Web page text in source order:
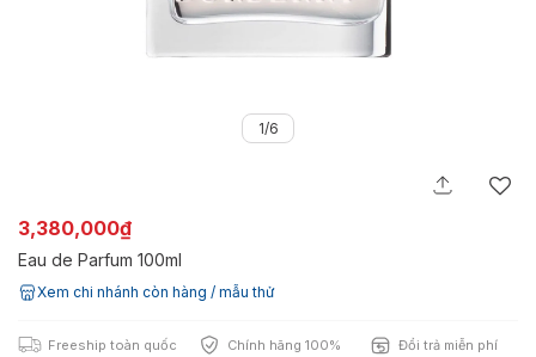
1/6
3,380,000₫
Eau de Parfum 100ml
Xem chi nhánh còn hàng / mẫu thử
Freeship toàn quốc Chính hãng 100% Đổi trả miễn phí